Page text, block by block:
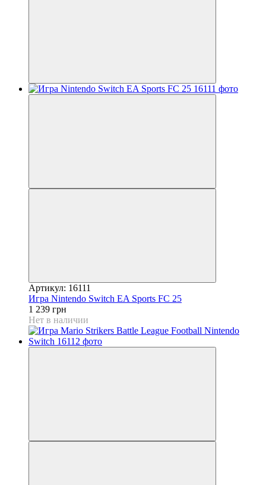
Артикул: 16111
Игра Nintendo Switch EA Sports FC 25
1 239 грн
Нет в наличии